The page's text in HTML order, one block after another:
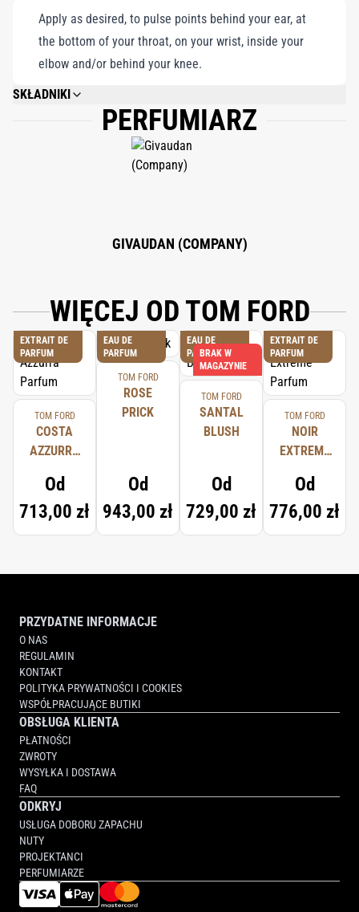
scent deepens, warm base notes of sandalwood, tonka bean,
amber, and cashmere weave a rich tapestry of sophistication
and sensuality, leaving a lasting impression of refined allure.
Venetian Bergamot Eau de Parfum is more than a fragrance—it’s
an olfactory journey into timeless charm, perfect for those who
desire to radiate an aura of captivating elegance.
Apply as desired, to pulse points behind your ear, at
the bottom of your throat, on your wrist, inside your
elbow and/or behind your knee.
SKŁADNIKI
ALCOHOL DENAT., FRAGRANCE (PARFUM), WATER/AQUA/EAU, LIMONENE,
TOCOPHEROL, LINALOOL, BENZYL SALICYLATE, ALPHA-ISOMETHYL
IONONE, HEXYL CINNAMAL, FARNESOL, CITRAL, CINNAMYL ALCOHOL,
BENZYL BENZOATE, COUMARIN, GERANIOL, EUGENOL, CITRONELLOL,
BENZYL ALCOHOL, ISOEUGENOL.
PERFUMIARZ
GIVAUDAN (COMPANY)
WIĘCEJ OD TOM FORD
EXTRAIT DE
PARFUM
TOM FORD
COSTA
AZZURRA
Od
713,00 zł
EAU DE
PARFUM
TOM FORD
ROSE
PRICK
Od
943,00 zł
EAU DE
PARFUM
BRAK W
MAGAZYNIE
TOM FORD
SANTAL
BLUSH
Od
729,00 zł
EXTRAIT DE
PARFUM
TOM FORD
NOIR
EXTREME
Od
776,00 zł
PRZYDATNE INFORMACJE
O NAS
REGULAMIN
KONTAKT
POLITYKA PRYWATNOŚCI I COOKIES
WSPÓŁPRACUJĄCE BUTIKI
OBSŁUGA KLIENTA
PŁATNOŚCI
ZWROTY
WYSYŁKA I DOSTAWA
FAQ
ODKRYJ
USŁUGA DOBORU ZAPACHU
NUTY
PROJEKTANCI
PERFUMIARZE